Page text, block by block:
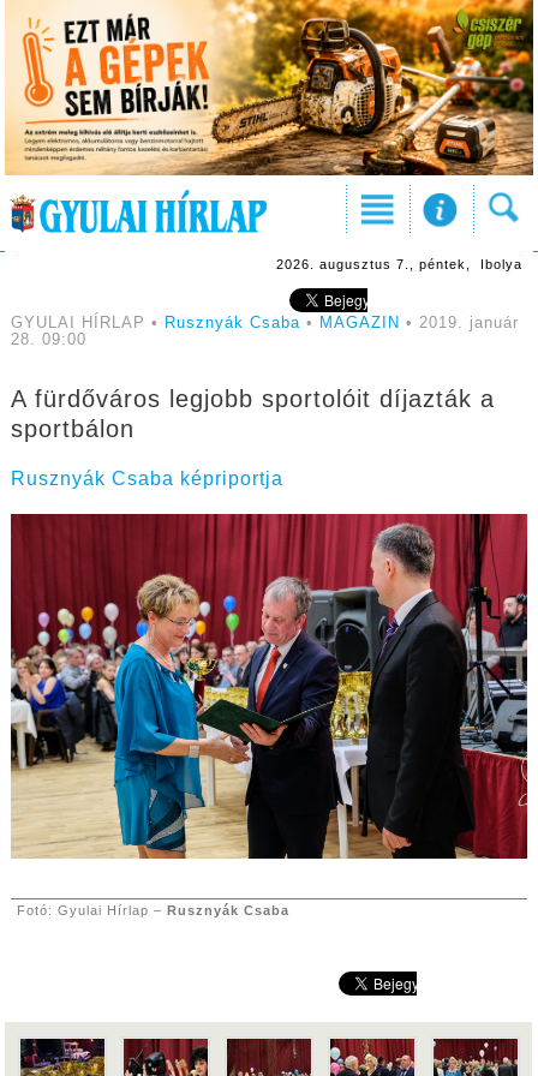
2026. augusztus 7., péntek, Ibolya
GYULAI HÍRLAP • Rusznyák Csaba• MAGAZIN • 2019. január
28. 09:00
A fürdőváros legjobb sportolóit díjazták a
sportbálon
Rusznyák Csaba képriportja
Fotó: Gyulai Hírlap – Rusznyák Csaba